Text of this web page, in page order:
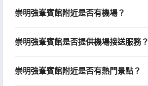
崇明強峯賓館附近是否有機場？
崇明強峯賓館是否提供機場接送服務？
崇明強峯賓館附近是否有熱門景點？